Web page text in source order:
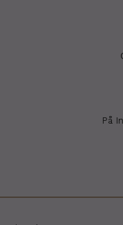
På